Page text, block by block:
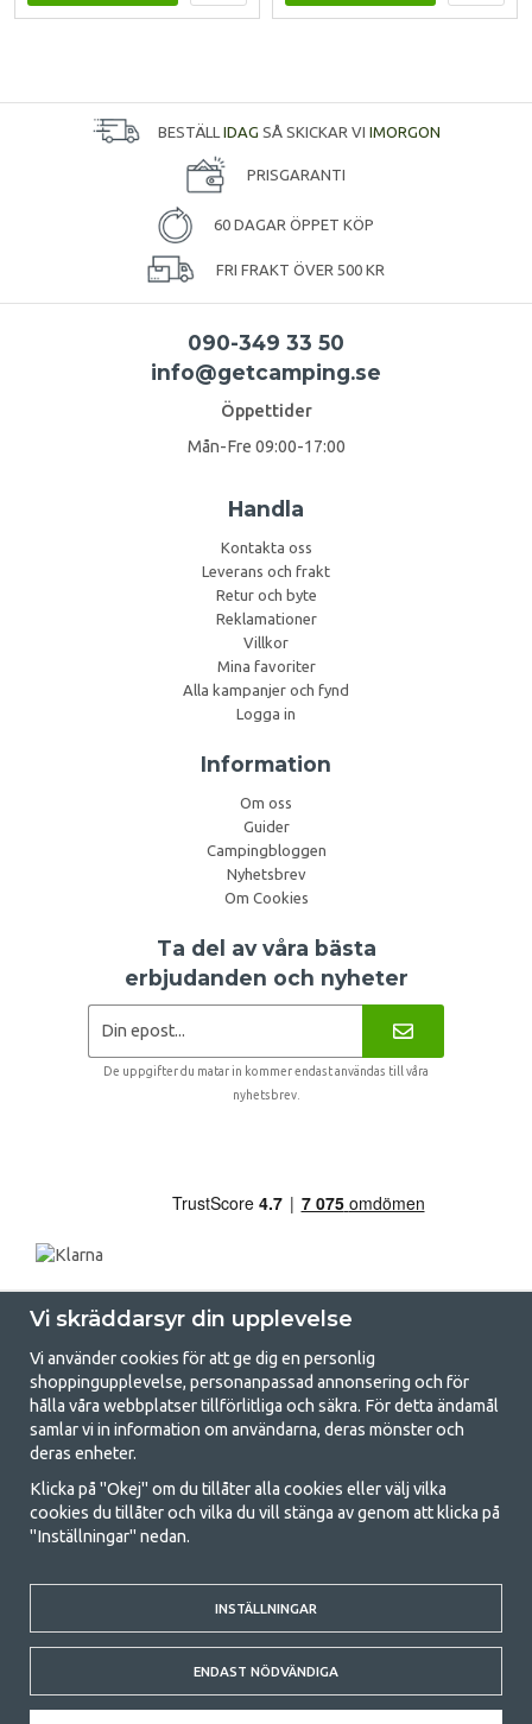
BESTÄLL IDAG SÅ SKICKAR VI IMORGON
PRISGARANTI
60 DAGAR ÖPPET KÖP
FRI FRAKT ÖVER 500 KR
090-349 33 50
info@getcamping.se
Öppettider
Mån-Fre 09:00-17:00
Handla
Kontakta oss
Leverans och frakt
Retur och byte
Reklamationer
Villkor
Mina favoriter
Alla kampanjer och fynd
Logga in
Information
Om oss
Guider
Campingbloggen
Nyhetsbrev
Om Cookies
Ta del av våra bästa
erbjudanden och nyheter
De uppgifter du matar in kommer endast användas till våra
nyhetsbrev.
GetCamping.se - Din butik för camping
och uteliv
Att campa kan antingen vara en livsstil eller ett sätt att samla familjen
för ett gemensamt äventyr. Oavsett vilken kategori du tillhör hittar du
med att campa så därför erbjuder vi riktigt bra priser på familjetält,
husvagnstält och all annan utrustning för camping och friluftsliv. Vårt
mål är att i varje priskategori erbjuda den bästa campingutrustningen
gällande kvalitet och funktionalitet. Ta gärna kontakt med oss om det
är något du saknar eller vill veta mer om.
© 2020 GetCamping. All rights reserved.
Vi skräddarsyr din upplevelse
Vi använder cookies för att ge dig en personlig
shoppingupplevelse, personanpassad annonsering och för
hålla våra webbplatser tillförlitliga och säkra. För detta ändamål
samlar vi in information om användarna, deras mönster och
deras enheter.
Klicka på "Okej" om du tillåter alla cookies eller välj vilka
cookies du tillåter och vilka du vill stänga av genom att klicka på
"Inställningar" nedan.
INSTÄLLNINGAR
ENDAST NÖDVÄNDIGA